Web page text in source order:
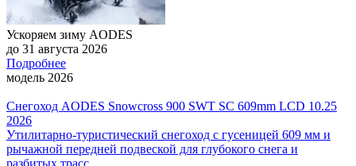
Ускоряем зиму AODES
до 31 августа 2026
Подробнее
модель 2026
Снегоход AODES Snowcross 900 SWT SC 609mm LCD 10.25
2026
Утилитарно-туристический снегоход с гусеницей 609 мм и
рычажной передней подвеской для глубокого снега и
разбитых трасс.